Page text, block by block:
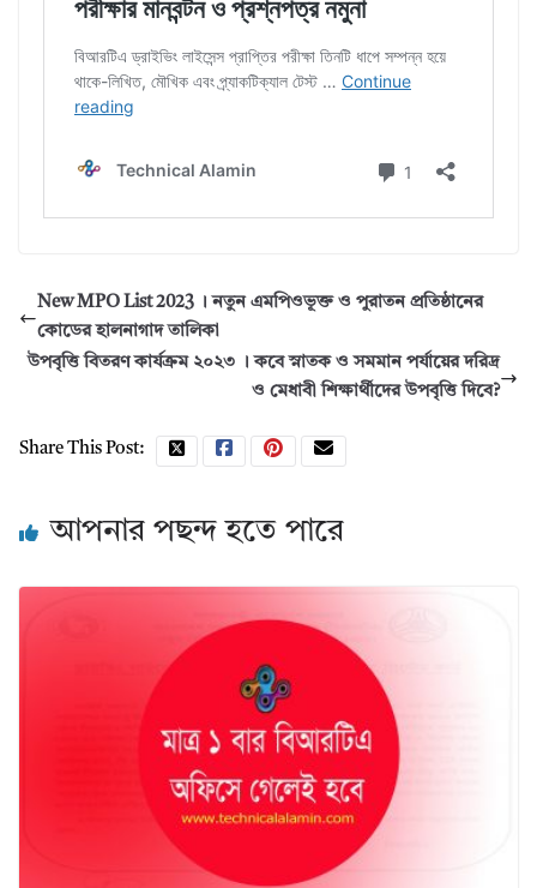
New MPO List 2023 । নতুন এমপিওভূক্ত ও পুরাতন প্রতিষ্ঠানের
কোডের হালনাগাদ তালিকা
উপবৃত্তি বিতরণ কার্যক্রম ২০২৩ । কবে স্নাতক ও সমমান পর্যায়ের দরিদ্র
ও মেধাবী শিক্ষার্থীদের উপবৃত্তি দিবে?
Share This Post:
আপনার পছন্দ হতে পারে